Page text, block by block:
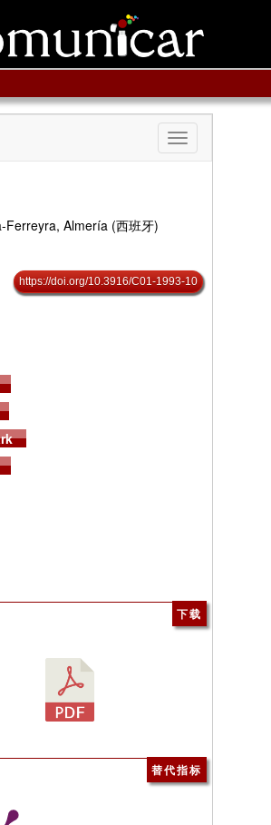
Toggle
navigation
Ferreyra, Almería (西班牙)
https://doi.org/10.3916/C01-1993-10
下载
替代指标